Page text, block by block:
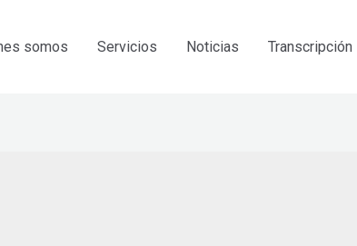
somos Servicios Noticias Transcripción